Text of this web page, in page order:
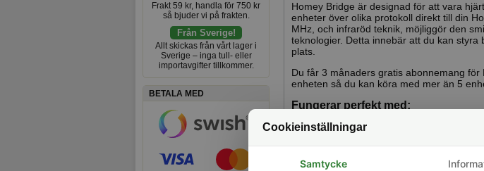
Frakt 59 kr, handla för 750 kr
så bjuder vi på frakten.
Från Sverige!
Allt skickas från vårt lager i
Sverige – inga tull- eller
importavgifter tillkommer.
BETALA MED
Homey Bridge är designad för att vara
enheter över olika protokoll direkt till din
MHz, och infraröd teknik, möjliggör den
teknologier. Detta innebär att du kan
plats.
Du får 3 månaders gratis abonnemang
enheten så du kan köra med mer än 5
Fungerar perfekt med:
Shelly, både WiFi och BLU enheter
Sonoff WiFi enheter behöver köra
Broadlinks
Cookieinställningar
Samtycke